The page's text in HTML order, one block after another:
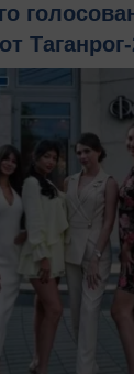
Таганрог-